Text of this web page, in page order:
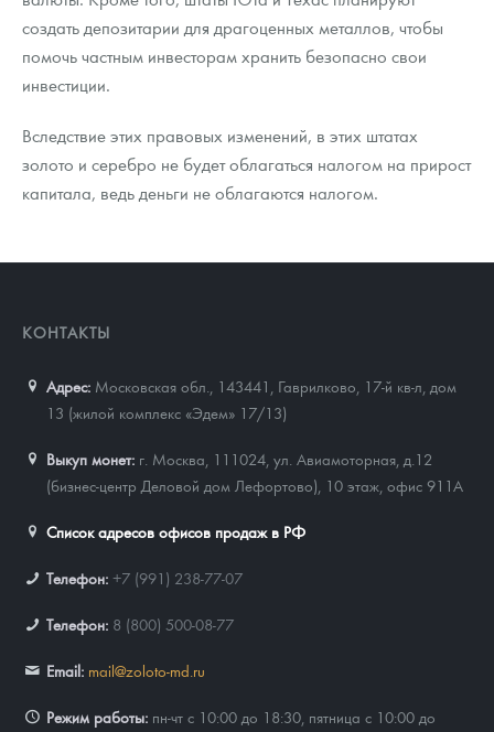
создать депозитарии для драгоценных металлов, чтобы
помочь частным инвесторам хранить безопасно свои
инвестиции.
Вследствие этих правовых изменений, в этих штатах
золото и серебро не будет облагаться налогом на прирост
капитала, ведь деньги не облагаются налогом.
КОНТАКТЫ
Адрес: Московская обл., 143441
Гаврилково, 17-й кв-л, дом
13 (жилой комплекс «Эдем» 17/13)
Выкуп монет: г. Москва, 111024, ул. Авиамоторная, д.12
(бизнес-центр Деловой дом Лефортово), 10 этаж, офис 911А
Список адресов офисов продаж в РФ
Телефон: +7 (991) 238-77-07
Телефон: 8 (800) 500-08-77
Email: mail@zoloto-md.ru
Режим работы: пн-чт с 10:00 до 18:30, пятница с 10:00 до